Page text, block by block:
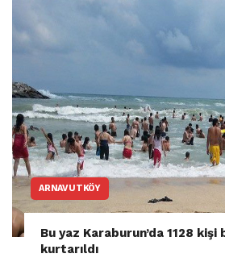
ARNAVUTKÖY
Bu yaz Karaburun’da 1128
kurtarıldı